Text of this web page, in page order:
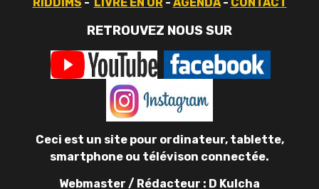
RETROUVEZ NOUS SUR
Ceci est un site pour ordinateur, tablette,
smartphone ou télévison connectée.
Webmaster / Rédacteur : D Kulcha